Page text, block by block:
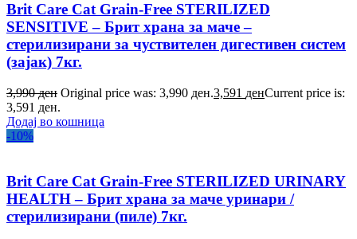
Brit Care Cat Grain-Free STERILIZED
SENSITIVE – Брит храна за маче –
стерилизирани за чуствителен дигестивен систем
(зајак) 7кг.
3,990ден Original price was: 3,990 ден.3,591 денCurrent price is:
3,591 ден.
Додај во кошница
-10%
Brit Care Cat Grain-Free STERILIZED URINARY
HEALTH – Брит храна за маче уринари /
стерилизирани (пиле) 7кг.